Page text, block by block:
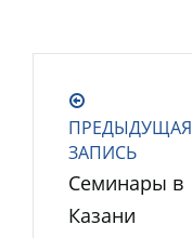
ПРЕДЫДУЩАЯ
ЗАПИСЬ
Семинары в
Казани